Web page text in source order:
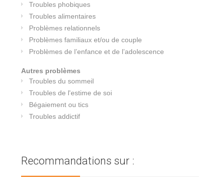
Troubles phobiques
Troubles alimentaires
Problèmes relationnels
Problèmes familiaux et/ou de couple
Problèmes de l’enfance et de l’adolescence
Autres problèmes
Troubles du sommeil
Troubles de l'estime de soi
Bégaiement ou tics
Troubles addictif
Recommandations sur :